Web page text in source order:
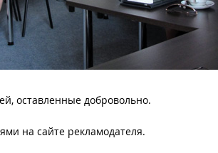
оставленные добровольно.
на сайте рекламодателя.